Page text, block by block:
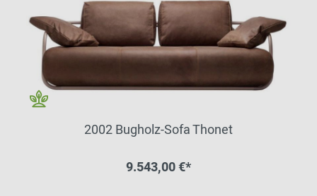
2002 Bugholz-Sofa Thonet
9.543,00 €*